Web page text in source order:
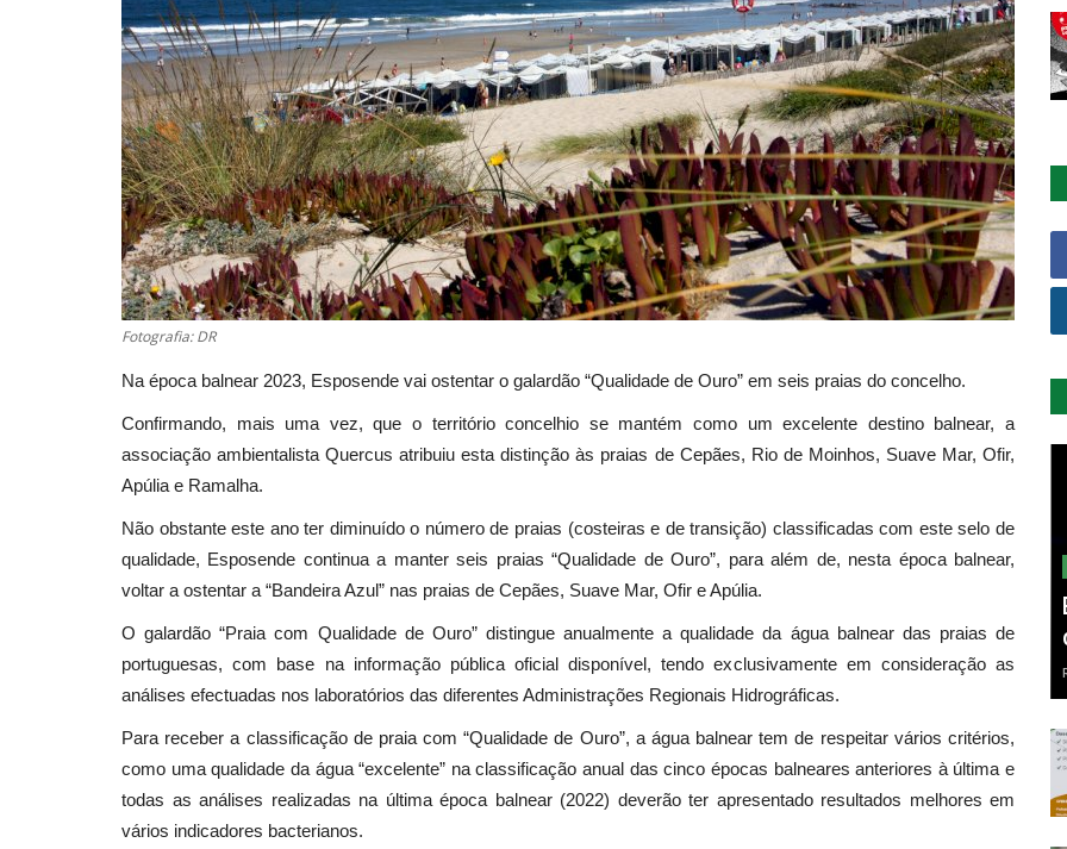
Fotografia: DR
Na época balnear 2023, Esposende vai ostentar o galardão “Qualidade de Ouro” em seis praias do concelho.
Confirmando, mais uma vez, que o território concelhio se mantém como um excelente destino balnear, a
associação ambientalista Quercus atribuiu esta distinção às praias de Cepães, Rio de Moinhos, Suave Mar, Ofir,
Apúlia e Ramalha.
Não obstante este ano ter diminuído o número de praias (costeiras e de transição) classificadas com este selo de
qualidade, Esposende continua a manter seis praias “Qualidade de Ouro”, para além de, nesta época balnear,
voltar a ostentar a “Bandeira Azul” nas praias de Cepães, Suave Mar, Ofir e Apúlia.
O galardão “Praia com Qualidade de Ouro” distingue anualmente a qualidade da água balnear das praias de
portuguesas, com base na informação pública oficial disponível, tendo exclusivamente em consideração as
análises efectuadas nos laboratórios das diferentes Administrações Regionais Hidrográficas.
Para receber a classificação de praia com “Qualidade de Ouro”, a água balnear tem de respeitar vários critérios,
como uma qualidade da água “excelente” na classificação anual das cinco épocas balneares anteriores à última e
todas as análises realizadas na última época balnear (2022) deverão ter apresentado resultados melhores em
vários indicadores bacterianos.